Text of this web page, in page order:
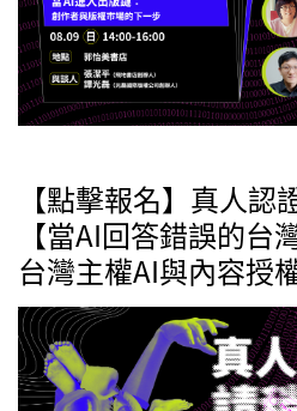
【點擊報名】真人認
【當AI回答錯誤的台
台灣主權AI與內容授